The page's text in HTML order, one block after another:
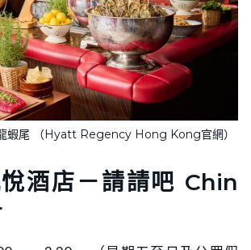
蝦尾 （Hyatt Regency Hong Kong官網）
酒店－請請吧 Chin